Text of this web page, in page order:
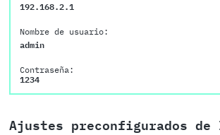
192.168.2.1
Nombre de usuario:
admin
Contraseña:
1234
Ajustes preconfigurados